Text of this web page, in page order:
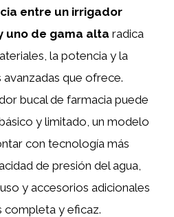
entre un irrigador
uno de gama alta radica
la potencia y la
que ofrece.
bucal de farmacia puede
y limitado, un modelo
con tecnología más
de presión del agua,
y accesorios adicionales
completa y eficaz.